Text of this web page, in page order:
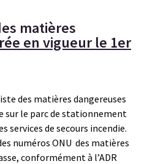
matières
en vigueur le 1er
des matières dangereuses
sur le parc de stationnement
services de secours incendie.
numéros ONU des matières
conformément à l’ADR